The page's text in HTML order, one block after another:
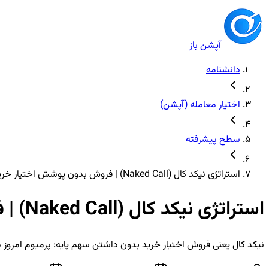
آپشن باز
دانشنامه
اختیار معامله (آپشن)
سطح پیشرفته
استراتژی نیکد کال (Naked Call) | فروش بدون پوشش اختیار خرید
استراتژی نیکد کال (Naked Call) | فروش بدون پوشش اختیار خرید
نیکد کال یعنی فروش اختیار خرید بدون داشتن سهم پایه: پرمیوم